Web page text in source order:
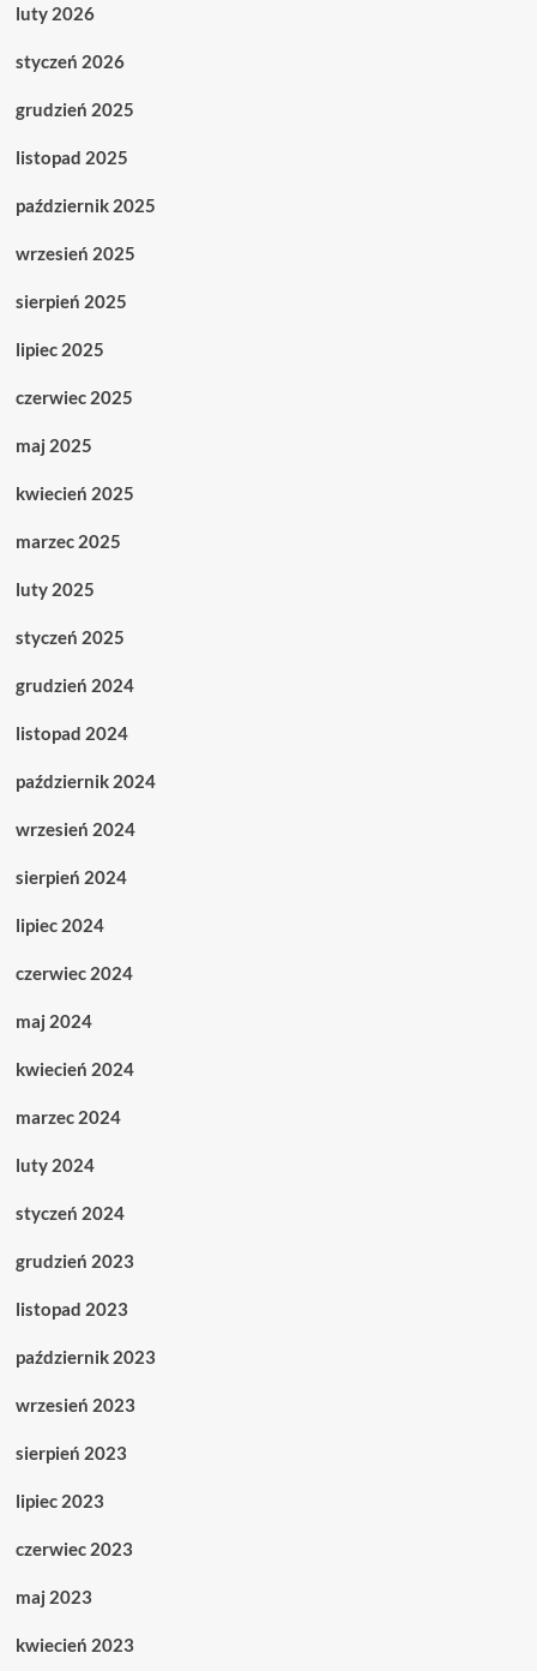
luty 2026
styczeń 2026
grudzień 2025
listopad 2025
październik 2025
wrzesień 2025
sierpień 2025
lipiec 2025
czerwiec 2025
maj 2025
kwiecień 2025
marzec 2025
luty 2025
styczeń 2025
grudzień 2024
listopad 2024
październik 2024
wrzesień 2024
sierpień 2024
lipiec 2024
czerwiec 2024
maj 2024
kwiecień 2024
marzec 2024
luty 2024
styczeń 2024
grudzień 2023
listopad 2023
październik 2023
wrzesień 2023
sierpień 2023
lipiec 2023
czerwiec 2023
maj 2023
kwiecień 2023